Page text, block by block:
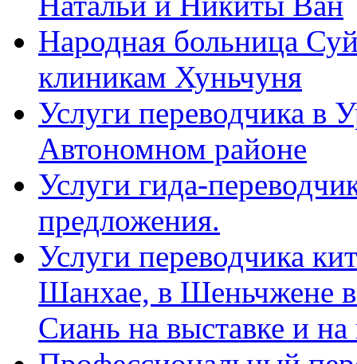
Народная больница
клиникам Хуньчуня
Услуги переводчика в
Автономном районе
Услуги гида-
предложения.
Услуги переводчика
Шанхае, в Шеньчжене
Сиань на выставке и